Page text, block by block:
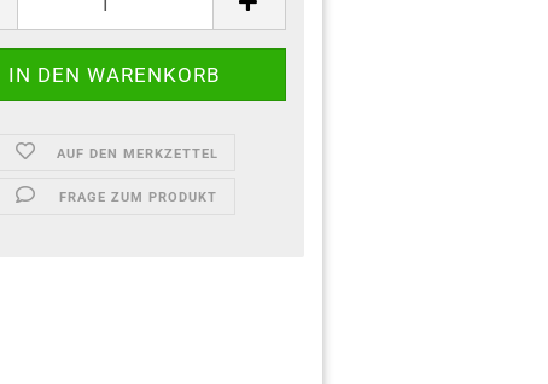
AUF DEN MERKZETTEL
FRAGE ZUM PRODUKT